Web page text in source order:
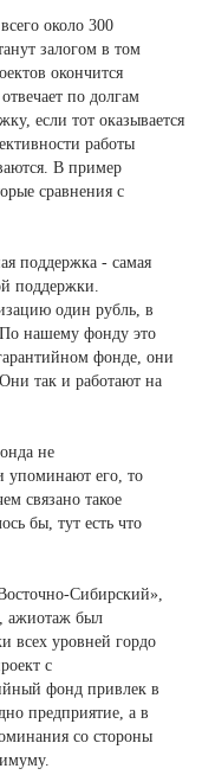
около 300
залогом в том
окончится
по долгам
если тот оказывается
работы
В пример
сравнения с
поддержка - самая
поддержки.
один рубль, в
По нашему фонду это
фонде, они
так и работают на
не
упоминают его, то
связано такое
бы, тут есть что
Сибирский»,
ажиотаж был
всех уровней гордо
с
фонд привлек в
предприятие, а в
со стороны